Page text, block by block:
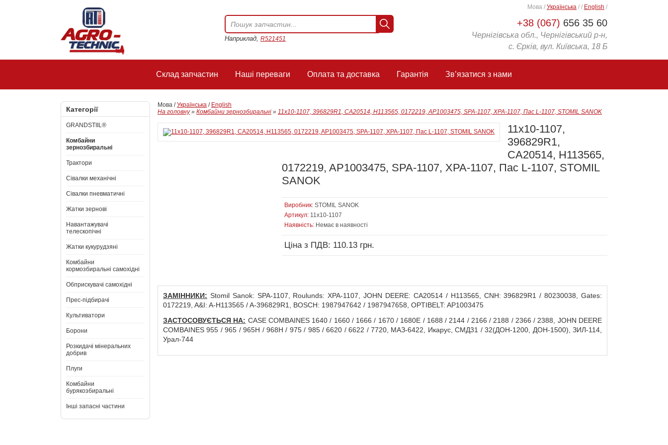
+38 (067) 656 35 60
Чернігівська обл., Чернігівський р-н,
с. Єрків, вул. Київська, 18 Б
Мова / Українська / / English /
Наприклад, R521451
Склад запчастин Наші переваги Оплата та доставка Гарантія Зв’язатися з нами
Категорії
GRANDSTIIL®
Комбайни
зернозбиральні
Трактори
Сівалки механічні
Сівалки пневматичні
Жатки зернові
Навантажувачі
телескопічні
Жатки кукурудзяні
Комбайни
кормозбиральні самохідні
Обприскувачі самохідні
Прес-підбирачі
Культиватори
Борони
Розкидачі мінеральних
добрив
Плуги
Комбайни
бурякозбиральні
Інші запасні частини
Мова /Українська / English
На головну» Комбайни зернозбиральні » 11х10-1107, 396829R1, CA20514, H113565, 0172219, AP1003475, SPA-1107, XPA-1107, Пас L-1107, STOMIL SANOK
11х10-1107,
396829R1,
CA20514, H113565,
0172219, AP1003475, SPA-1107, XPA-1107, Пас L-1107, STOMIL
SANOK
Виробник: STOMIL SANOK
Артикул: 11х10-1107
Наявність: Немає в наявності
Ціна з ПДВ: 110.13 грн.
ЗАМІННИКИ: Stomil Sanok: SPA-1107, Roulunds: XPA-1107, JOHN DEERE: CA20514 / H113565, CNH: 396829R1 / 80230038, Gates:
0172219, A&I: A-H113565 / A-396829R1, BOSCH: 1987947642 / 1987947658, OPTIBELT: AP1003475
ЗАСТОСОВУЄТЬСЯ НА: CASE COMBAINES 1640 / 1660 / 1666 / 1670 / 1680E / 1688 / 2144 / 2166 / 2188 / 2366 / 2388, JOHN DEERE
COMBAINES 955 / 965 / 965H / 968H / 975 / 985 / 6620 / 6622 / 7720, МАЗ-6422, Икарус, СМД31 / 32(ДОН-1200, ДОН-1500), ЗИЛ-114,
Урал-744